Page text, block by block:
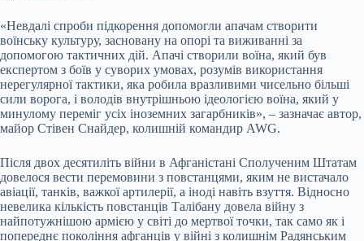
«Невдалі спроби підкорення допомогли апачам створити
воїнську культуру, засновану на опорі та виживанні за
допомогою тактичних дій. Апачі створили воїна, який був
експертом з боїв у суворих умовах, розумів використання
нерегулярної тактики, яка робила вразливими чисельно більші
сили ворога, і володів внутрішньою ідеологією воїна, який у
минулому переміг усіх іноземних загарбників», – зазначає автор,
майор Стівен Снайдер, колишній командир AWG.
Після двох десятиліть війни в Афганістані Сполученим Штатам
довелося вести перемовини з повстанцями, яким не вистачало
авіації, танків, важкої артилерії, а іноді навіть взуття. Відносно
невелика кількість повстанців Талібану довела війну з
найпотужнішою армією у світі до мертвої точки, так само як і
попереднє покоління афганців у війні з колишнім Радянським